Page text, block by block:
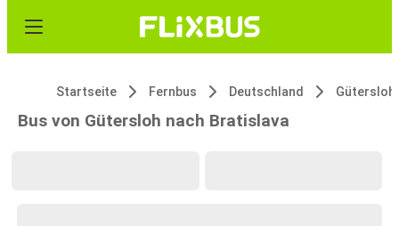
Startseite Fernbus Deutschland Gütersloh
Bus von Gütersloh nach Bratislava